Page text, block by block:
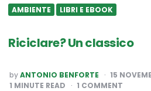
AMBIENTE LIBRI E EBOOK
Riciclare? Un classico
POSTED
BY
byANTONIO BENFORTE
15
1 MINUTE READ 1 COMMENT